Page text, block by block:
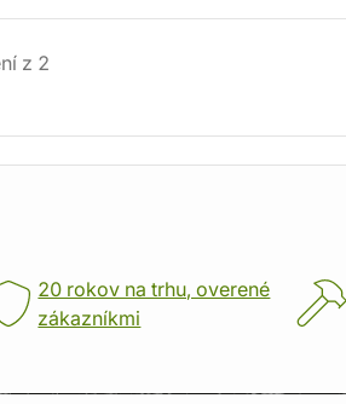
z 2
20 rokov na trhu, overené
zákazníkmi